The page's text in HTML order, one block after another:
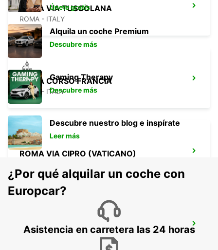
ROMA VIA TUSCOLANA
ROMA - ITALY
ROMA CORSO FRANCIA
ROMA - ITALY
ROMA VIA CIPRO (VATICANO)
ROMA EUR PIAZZA VIVONA
Únete gratis
Alquila un coche Premium
Descubre más
Gaming Therapy
Descubre más
Descubre nuestro blog e inspírate
Leer más
¿Por qué alquilar un coche con
Europcar?
Asistencia en carretera las 24 horas